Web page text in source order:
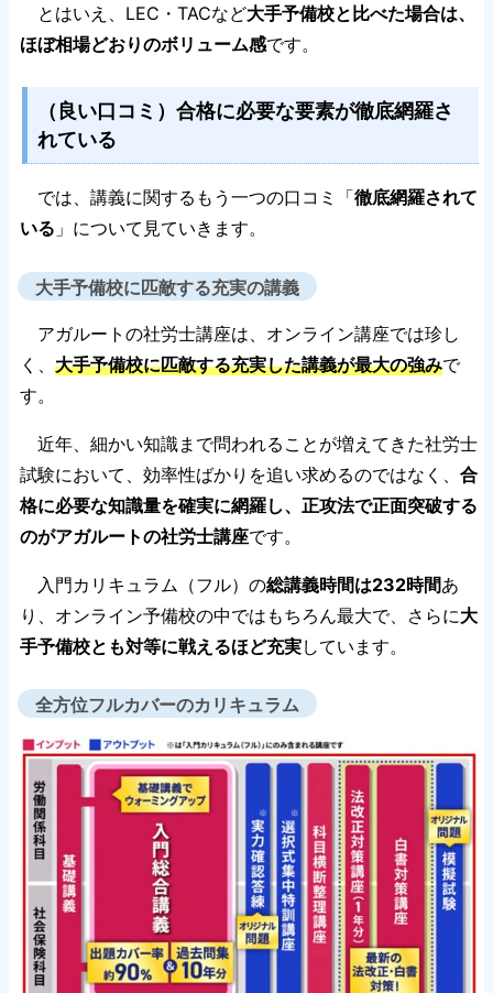
とはいえ、LEC・TACなど大手予備校と比べた場合は、
ほぼ相場どおりのボリューム感です。
（良い口コミ）合格に必要な要素が徹底網羅さ
れている
では、講義に関するもう一つの口コミ「徹底網羅されて
いる 」について見ていきます。
大手予備校に匹敵する充実の講義
アガルートの社労士講座は、オンライン講座では珍し
く、 大手予備校に匹敵する充実した講義が最大の強みで
す。
近年、細かい知識まで問われることが増えてきた社労士
試験において、効率性ばかりを追い求めるのではなく、 合
格に必要な知識量を確実に網羅し、正攻法で正面突破する
のがアガルートの社労士講座です。
入門カリキュラム（フル）の総講義時間は232時間あ
り、オンライン予備校の中ではもちろん最大で、さらに大
手予備校とも対等に戦えるほど充実しています。
全方位フルカバーのカリキュラム